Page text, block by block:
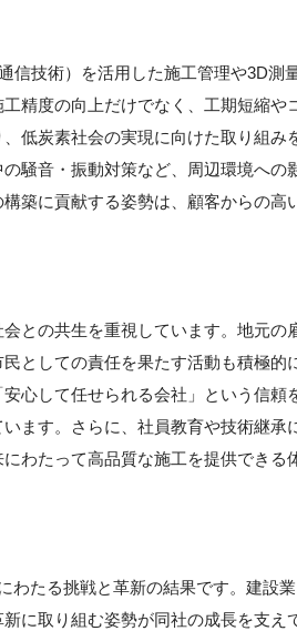
信技術）を活用した施工管理や3D測
精度の向上だけでなく、工期短縮や
低炭素社会の実現に向けた取り組み
騒音・振動対策など、周辺環境への
築に貢献する姿勢は、顧客からの高
との共生を重視しています。地元の
としての責任を果たす活動も積極的
心して任せられる会社」という信頼
ます。さらに、社員教育や技術継承
わたって高品質な施工を提供できる
わたる挑戦と革新の結果です。建設業
に取り組む姿勢が同社の成長を支え